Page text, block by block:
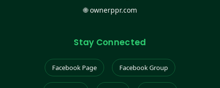
🌐ownerppr.com
Stay Connected
Facebook Page Facebook Group